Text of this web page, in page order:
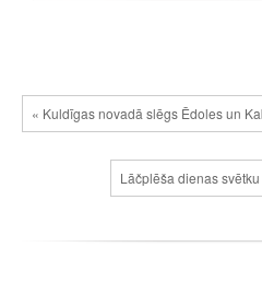
« Kuldīgas novadā slēgs Ēdoles un
Lāčplēša dienas